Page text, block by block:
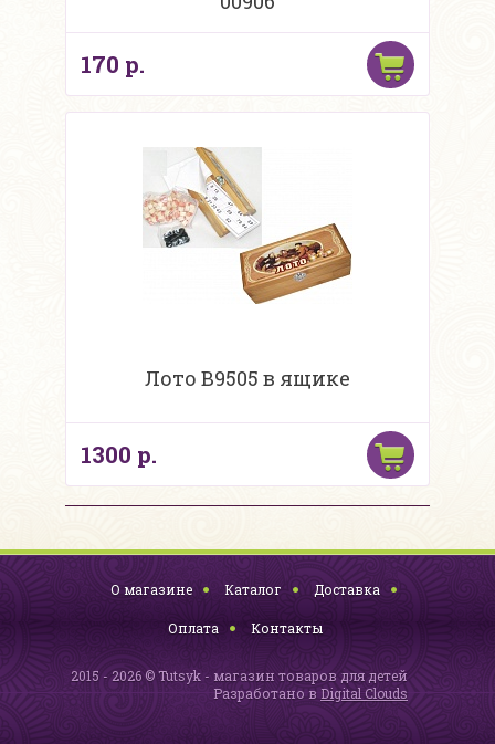
170 р.
Лото В9505 в ящике
1300 р.
О магазине Каталог Доставка
Оплата Контакты
2015 - 2026 © Tutsyk - магазин товаров для детей
Разработано в Digital Clouds